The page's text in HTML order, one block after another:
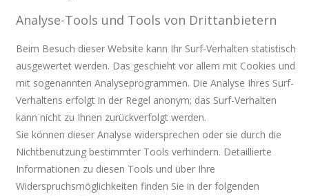
Analyse-Tools und Tools von Drittanbietern
Beim Besuch dieser Website kann Ihr Surf-Verhalten statistisch
ausgewertet werden. Das geschieht vor allem mit Cookies und
mit sogenannten Analyseprogrammen. Die Analyse Ihres Surf-
Verhaltens erfolgt in der Regel anonym; das Surf-Verhalten
kann nicht zu Ihnen zurückverfolgt werden.
Sie können dieser Analyse widersprechen oder sie durch die
Nichtbenutzung bestimmter Tools verhindern. Detaillierte
Informationen zu diesen Tools und über Ihre
Widerspruchsmöglichkeiten finden Sie in der folgenden